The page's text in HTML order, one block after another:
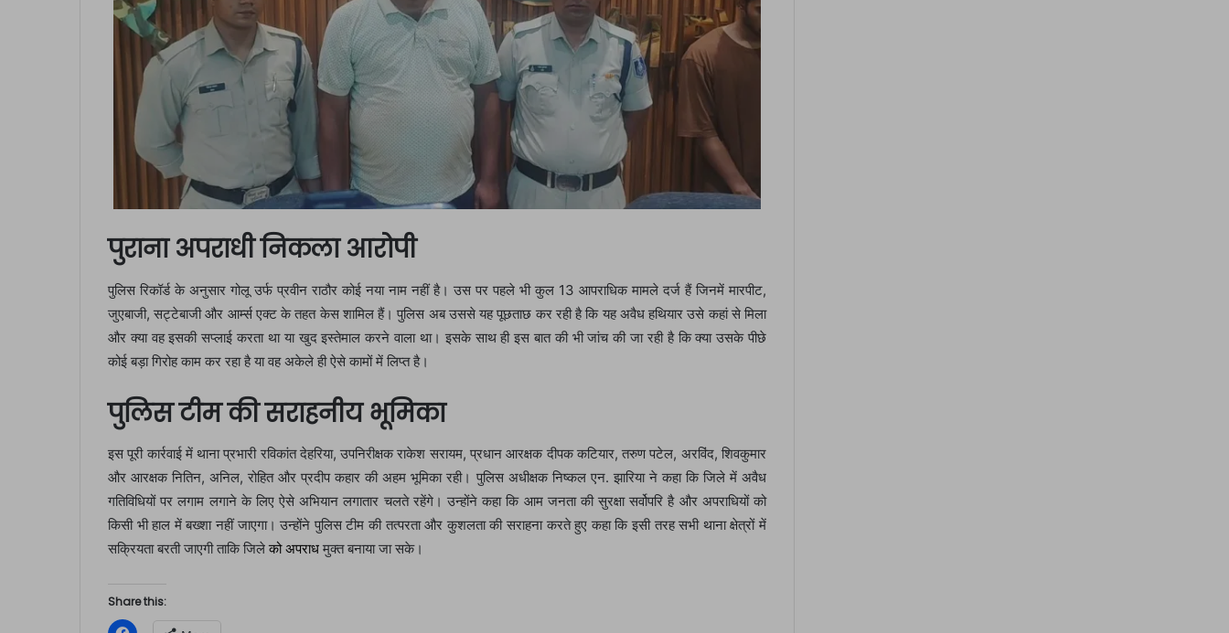
पुराना अपराधी निकला आरोपी
पुलिस रिकॉर्ड के अनुसार गोलू उर्फ प्रवीन राठौर कोई नया नाम नहीं है। उस पर पहले भी कुल 13 आपराधिक मामले दर्ज हैं जिनमें मारपीट,
जुएबाजी, सट्टेबाजी और आर्म्स एक्ट के तहत केस शामिल हैं। पुलिस अब उससे यह पूछताछ कर रही है कि यह अवैध हथियार उसे कहां से मिला
और क्या वह इसकी सप्लाई करता था या खुद इस्तेमाल करने वाला था। इसके साथ ही इस बात की भी जांच की जा रही है कि क्या उसके पीछे
कोई बड़ा गिरोह काम कर रहा है या वह अकेले ही ऐसे कामों में लिप्त है।
पुलिस टीम की सराहनीय भूमिका
इस पूरी कार्रवाई में थाना प्रभारी रविकांत देहरिया, उपनिरीक्षक राकेश सरायम, प्रधान आरक्षक दीपक कटियार, तरुण पटेल, अरविंद, शिवकुमार
और आरक्षक नितिन, अनिल, रोहित और प्रदीप कहार की अहम भूमिका रही। पुलिस अधीक्षक निष्कल एन. झारिया ने कहा कि जिले में अवैध
गतिविधियों पर लगाम लगाने के लिए ऐसे अभियान लगातार चलते रहेंगे। उन्होंने कहा कि आम जनता की सुरक्षा सर्वोपरि है और अपराधियों को
किसी भी हाल में बख्शा नहीं जाएगा। उन्होंने पुलिस टीम की तत्परता और कुशलता की सराहना करते हुए कहा कि इसी तरह सभी थाना क्षेत्रों में
सक्रियता बरती जाएगी ताकि जिलेको अपराध मुक्त बनाया जा सके।
Share this: